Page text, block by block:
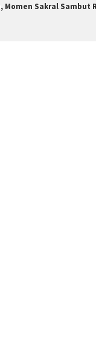
Momen Sakral Sambut